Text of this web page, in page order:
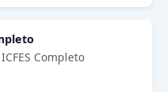
Completo